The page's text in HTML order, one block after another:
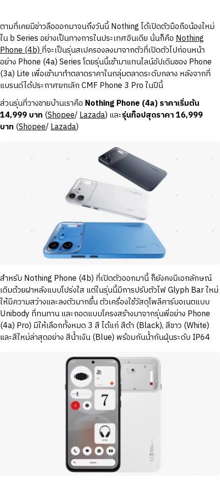
ตามที่เคยมีข่าวลือออกมาจนถึงวันนี้ Nothing ได้เปิดตัวมือถือน้องใหม่
ใน b Series อย่างเป็นทางการในประเทศอินเดีย นั่นก็คือNothing
Phone (4b)ที่จะเป็นรุ่นสเปครองลงมาจากตัวที่เปิดตัวไปก่อนหน้า
อย่าง Phone (4a) Series โดยรุ่นนี้เข้ามาแทนไลน์อัปเดิมของ Phone
(3a) Lite เพื่อเข้ามาทำตลาดราคาในกลุ่มตลาดระดับกลาง หลังจากที่
แบรนด์ได้ประกาศยกเลิก CMF Phone 3 Pro ในปีนี้
ส่วนรุ่นที่วางขายบ้านเราคือ Nothing Phone (4a) ราคาเริ่มต้น
14,999 บาท (Shopee/Lazada) และรุ่นท็อปสุดราคา 16,999
บาท (Shopee/Lazada)
สำหรับ Nothing Phone (4b) ที่เปิดตัวออกมานี้ ก็ยังคงมีเอกลักษณ์
เดิมด้วยฝาหลังแบบโปร่งใส แต่ในรุ่นนี้มีการปรับตัวไฟ Glyph Bar ใหม่
ให้มีความสว่างและลงตัวมากขึ้น ตัวเครื่องใช้วัสดุโพลีคาร์บอเนตแบบ
Unibody ที่ทนทาน และถอดแบบโครงสร้างมาจากรุ่นพี่อย่าง Phone
(4a) Pro) มีให้เลือกทั้งหมด 3 สี ได้แก่ สีดำ (Black), สีขาว (White)
และสีใหม่ล่าสุดอย่าง สีน้ำเงิน (Blue) พร้อมกันน้ำกันฝุ่นระดับ IP64